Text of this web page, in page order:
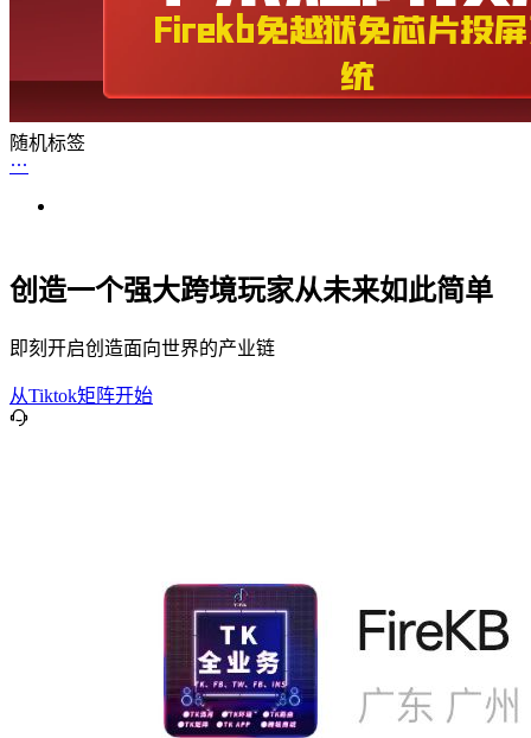
随机标签
创造一个强大跨境玩家从未来如此简单
即刻开启创造面向世界的产业链
从Tiktok矩阵开始